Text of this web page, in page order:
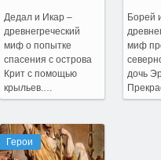
Дедал и Икар –
древнегреческий
миф о попытке
спасения с острова
Крит с помощью
крыльев.…
Герои
Борей
миф
дочь